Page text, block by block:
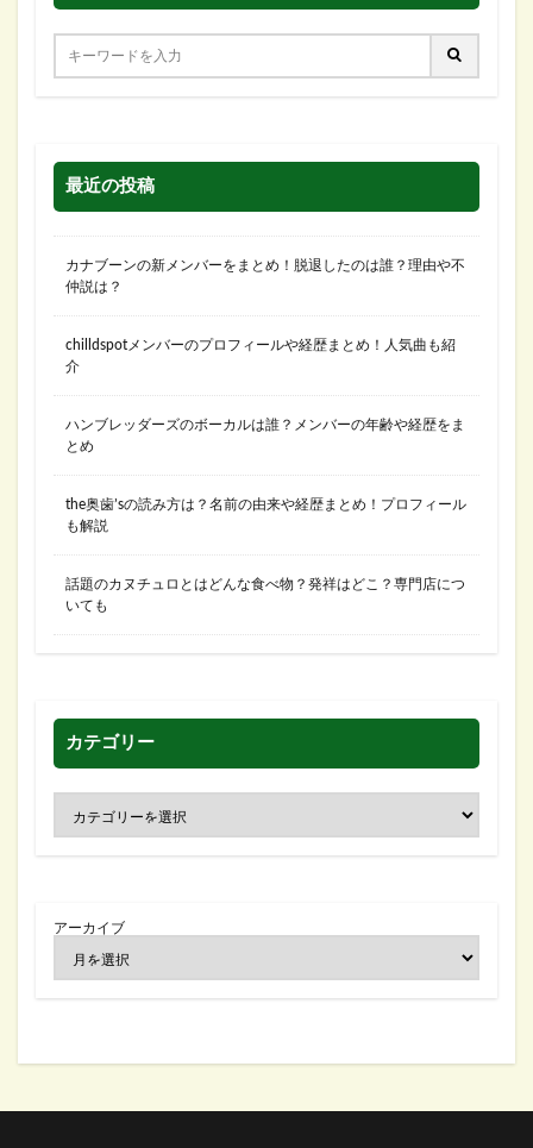
最近の投稿
カナブーンの新メンバーをまとめ！脱退したのは誰？理由や不
仲説は？
chilldspotメンバーのプロフィールや経歴まとめ！人気曲も紹
介
ハンブレッダーズのボーカルは誰？メンバーの年齢や経歴をま
とめ
the奥歯’sの読み方は？名前の由来や経歴まとめ！プロフィール
も解説
話題のカヌチュロとはどんな食べ物？発祥はどこ？専門店につ
いても
カテゴリー
アーカイブ